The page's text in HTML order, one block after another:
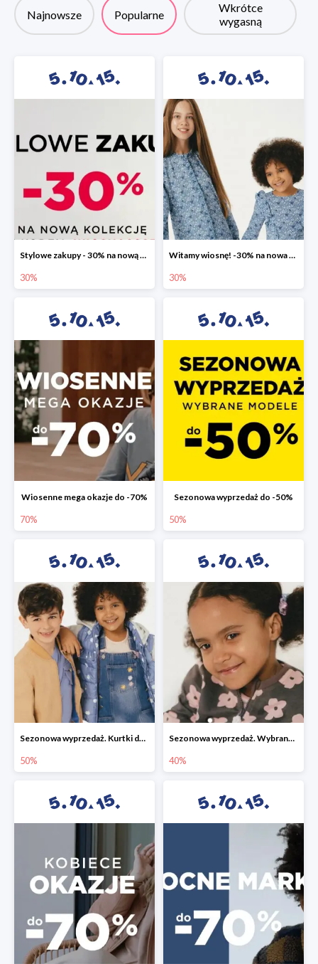
Najnowsze Popularne
Wkrótce
wygasną
Stylowe zakupy - 30% na nową kolekcję
30%
Witamy wiosnę! -30% na nowa kolekcję
30%
Wiosenne mega okazje do -70%
70%
Sezonowa wyprzedaż do -50%
50%
Sezonowa wyprzedaż. Kurtki do -50%
50%
Sezonowa wyprzedaż. Wybrane modele do -40%
40%